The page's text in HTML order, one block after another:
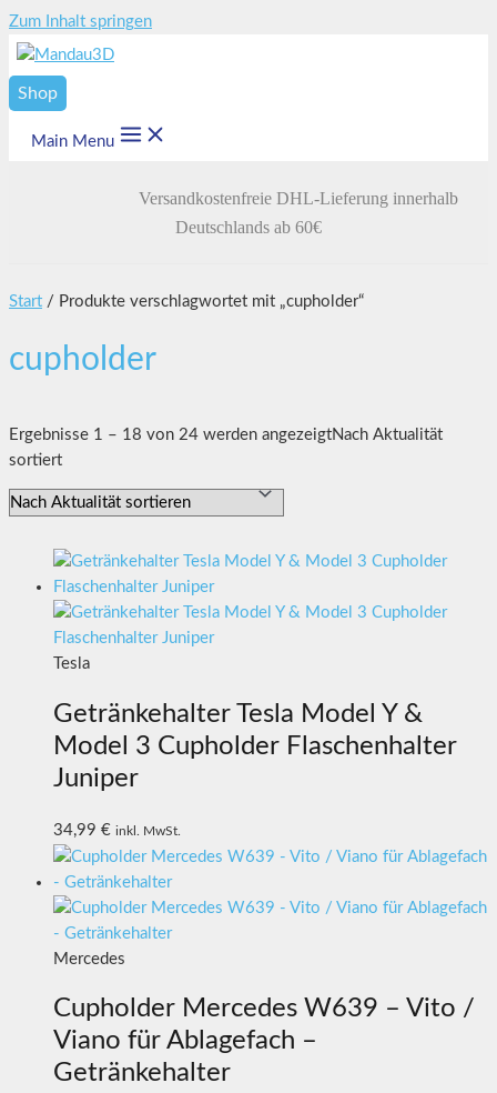
Zum Inhalt springen
Shop
Main Menu
Versandkostenfreie DHL-Lieferung innerhalb
Deutschlands ab 60€
Start / Produkte verschlagwortet mit „cupholder“
cupholder
Ergebnisse 1 – 18 von 24 werden angezeigtNach Aktualität
sortiert
Tesla
Getränkehalter Tesla Model Y &
Model 3 Cupholder Flaschenhalter
Juniper
34,99 € inkl. MwSt.
Mercedes
Cupholder Mercedes W639 – Vito /
Viano für Ablagefach –
Getränkehalter